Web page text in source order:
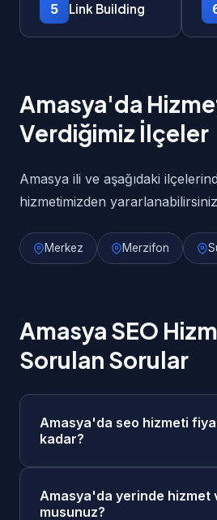
5 Link Building
Amasya'da
Verdiğimiz İlçeler
Amasya ili ve aşağıdaki
hizmetimizden
Merkez Merzifon
Amasya SEO
Sorulan Sorular
Amasya'da seo hizmeti
kadar?
25.000₺/ay aralığındadır.
Amasya'da yerinde hizmet
musunuz?